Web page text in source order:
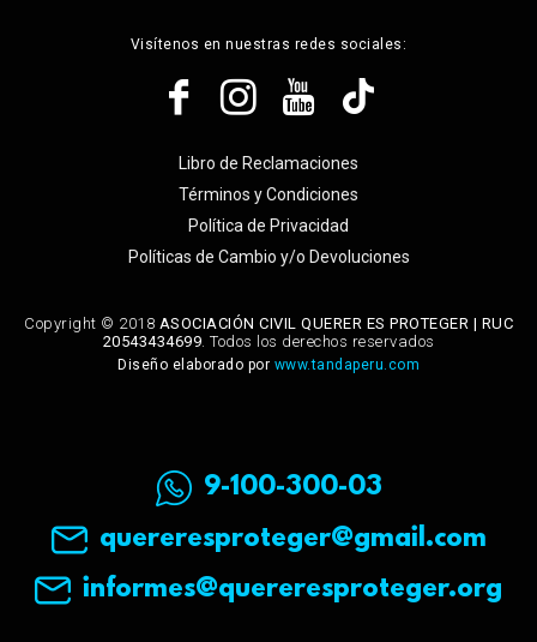
Visítenos en nuestras redes sociales:
Libro de Reclamaciones
Términos y Condiciones
Política de Privacidad
Políticas de Cambio y/o Devoluciones
Copyright © 2018 ASOCIACIÓN CIVIL QUERER ES PROTEGER | RUC
20543434699. Todos los derechos reservados
Diseño elaborado por www.tandaperu.com
9-100-300-03
quereresproteger@gmail.com
informes@quereresproteger.org